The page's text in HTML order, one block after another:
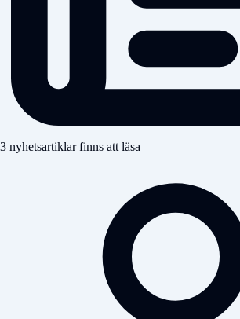
3 nyhetsartiklar finns att läsa